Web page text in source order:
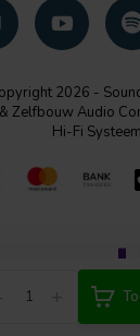
2026 -
Zelfbouw Audio
Hi-Fi Systeem